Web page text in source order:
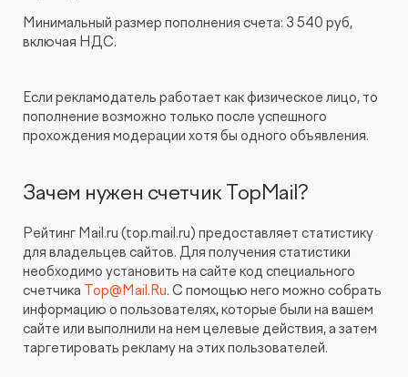
Минимальный размер пополнения счета: 3 540 руб,
включая НДС.
Если рекламодатель работает как физическое лицо, то
пополнение возможно только после успешного
прохождения модерации хотя бы одного объявления.
Зачем нужен счетчик TopMail?
Рейтинг Mail.ru (top.mail.ru) предоставляет статистику
для владельцев сайтов. Для получения статистики
необходимо установить на сайте код специального
счетчика Top@Mail.Ru. С помощью него можно собрать
информацию о пользователях, которые были на вашем
сайте или выполнили на нем целевые действия, а затем
таргетировать рекламу на этих пользователей.